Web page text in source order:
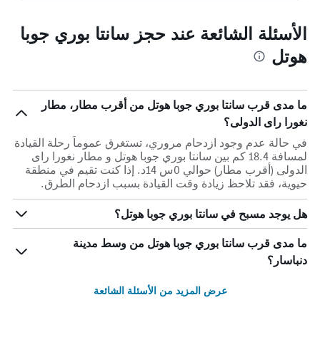
الأسئلة الشائعة عند حجز سانتا بوري جوبا
هوتل
ما مدى قرب سانتا بوري جوبا هوتل من أقرب مطار، مطار
نغورا راى الدولى؟
في حالة عدم وجود ازدحام مروري، تستغرق عموماً رحلة القيادة
لمسافة 18.4 كم بين سانتا بوري جوبا هوتل و مطار نغورا راى
الدولى (أقرب مطار) حوالي 0س 14د. إذا كنت تقيم في منطقة
حيوية، فقد تلاحظ زيادة وقت القيادة بسبب ازدحام الطرق.
هل يوجد مسبح في سانتا بوري جوبا هوتل؟
ما مدى قرب سانتا بوري جوبا هوتل من وسط مدينة
دنباسار؟
عرض المزيد من الأسئلة الشائعة